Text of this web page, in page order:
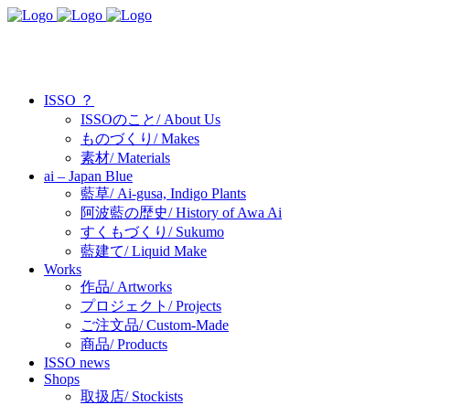
ISSO ？
ISSOのこと/ About Us
ものづくり/ Makes
素材/ Materials
ai – Japan Blue
藍草/ Ai-gusa, Indigo Plants
阿波藍の歴史/ History of Awa Ai
すくもづくり/ Sukumo
藍建て/ Liquid Make
Works
作品/ Artworks
プロジェクト/ Projects
ご注文品/ Custom-Made
商品/ Products
ISSO news
Shops
取扱店/ Stockists